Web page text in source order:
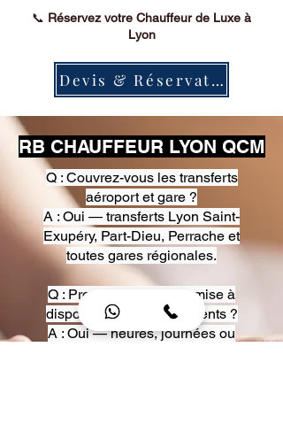
📞 Réservez votre Chauffeur de Luxe à
Lyon
Devis & Réservation
RB CHAUFFEUR LYON QCM
Q : Couvrez-vous les transferts
aéroport et gare ?
A : Oui — transferts Lyon Saint-
Exupéry, Part-Dieu, Perrache et
toutes gares régionales.
Q : Proposez-vous une mise à
disposition pour événements ?
A : Oui — heures, journées ou